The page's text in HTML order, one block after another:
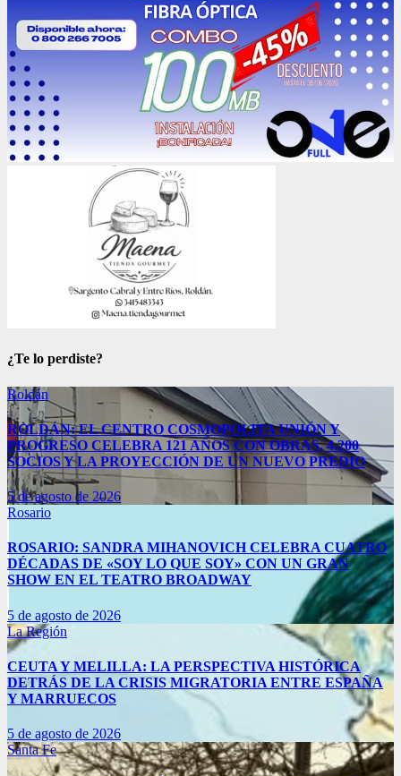
¿Te lo perdiste?
Roldán
ROLDÁN: EL CENTRO COSMOPOLITA UNIÓN Y
PROGRESO CELEBRA 121 AÑOS CON OBRAS, 4.200
SOCIOS Y LA PROYECCIÓN DE UN NUEVO PREDIO
5 de agosto de 2026
Rosario
ROSARIO: SANDRA MIHANOVICH CELEBRA CUATRO
DÉCADAS DE «SOY LO QUE SOY» CON UN GRAN
SHOW EN EL TEATRO BROADWAY
5 de agosto de 2026
La Región
CEUTA Y MELILLA: LA PERSPECTIVA HISTÓRICA
DETRÁS DE LA CRISIS MIGRATORIA ENTRE ESPAÑA
Y MARRUECOS
5 de agosto de 2026
Santa Fe